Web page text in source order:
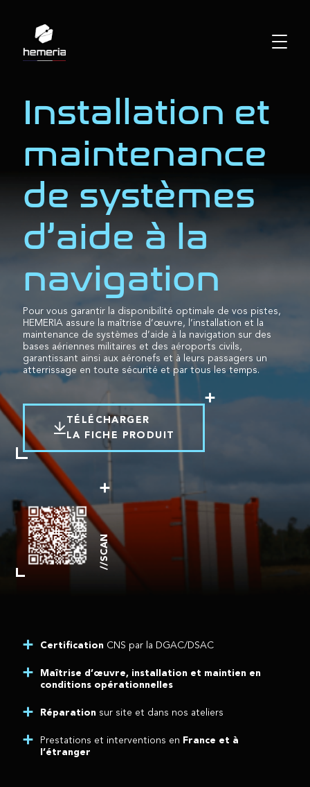
Installation et
maintenance
de systèmes
d’aide à la
navigation
Pour vous garantir la disponibilité optimale de vos pistes,
HEMERIA assure la maîtrise d’œuvre, l’installation et la
maintenance de systèmes d’aide à la navigation sur des
bases aériennes militaires et des aéroports civils,
garantissant ainsi aux aéronefs et à leurs passagers un
atterrissage en toute sécurité et par tous les temps.
TÉLÉCHARGER
LA FICHE PRODUIT
//SCAN
Certification CNS par la DGAC/DSAC
Maîtrise d’œuvre, installation et maintien en
conditions opérationnelles
Réparation sur site et dans nos ateliers
Prestations et interventions en France et à
l’étranger